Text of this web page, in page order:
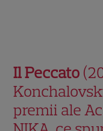
Il Peccato
premii ale